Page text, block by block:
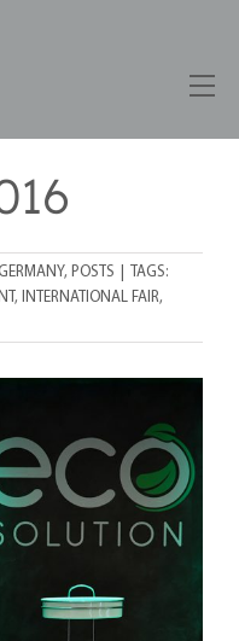
GERMANY, POSTS
TAGS:
, INTERNATIONAL FAIR,